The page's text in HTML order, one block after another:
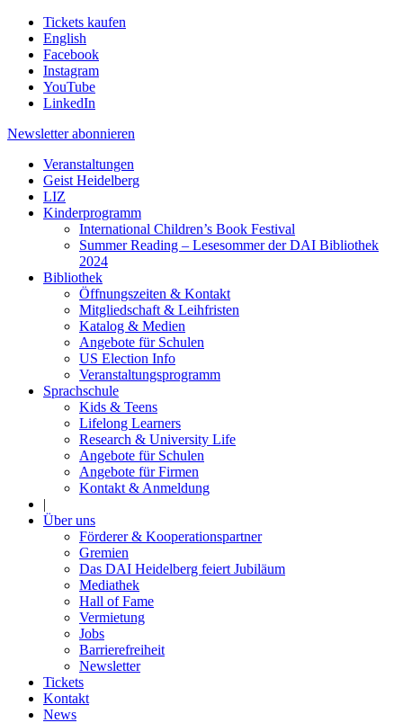
Tickets kaufen
English
Facebook
Instagram
YouTube
LinkedIn
Newsletter abonnieren
Veranstaltungen
Geist Heidelberg
LIZ
Kinderprogramm
International Children’s Book Festival
Summer Reading – Lesesommer der DAI Bibliothek
2024
Bibliothek
Öffnungszeiten & Kontakt
Mitgliedschaft & Leihfristen
Katalog & Medien
Angebote für Schulen
US Election Info
Veranstaltungsprogramm
Sprachschule
Kids & Teens
Lifelong Learners
Research & University Life
Angebote für Schulen
Angebote für Firmen
Kontakt & Anmeldung
|
Über uns
Förderer & Kooperationspartner
Gremien
Das DAI Heidelberg feiert Jubiläum
Mediathek
Hall of Fame
Vermietung
Jobs
Barrierefreiheit
Newsletter
Tickets
Kontakt
News